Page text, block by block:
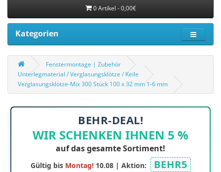
0 Artikel - 0,00€
Kategorien
Fenstermontage | Zubehör
Unterlegmaterial / Verglasungsklötze / Keile
Verglasungsklötze-Mix 300 Stück 100 x 32 mm 1-6 mm
BEHR-DEAL!
WIR SCHENKEN IHNEN 5 %
auf das gesamte Sortiment!
Gültig bis Montag!10.08 | Aktion: BEHR5